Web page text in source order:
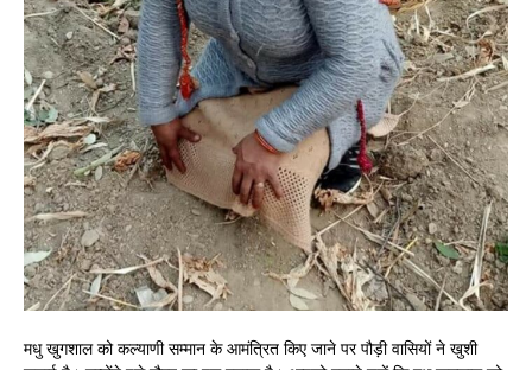
मधु खुगशाल को कल्याणी सम्मान के आमंत्रित किए जाने पर पौड़ी वासियों ने खुशी